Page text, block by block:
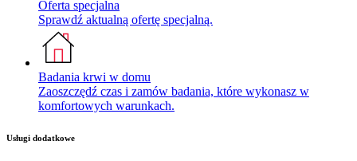
Oferta specjalna
Sprawdź aktualną ofertę specjalną.
Badania krwi w domu
Zaoszczędź czas i zamów badania, które wykonasz w
komfortowych warunkach.
Usługi dodatkowe